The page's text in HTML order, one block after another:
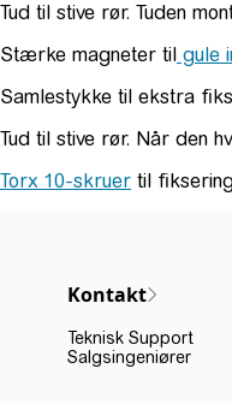
Tud til stive rør. Tuden
Stærke magneter til gule
Samlestykke til ekstra
Tud til stive rør. Når den
Torx 10-skruer til
Kontakt
Teknisk Support
Salgsingeniører